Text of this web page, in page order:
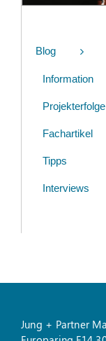
Blog
Information
Projekterfolge
Fachartikel
Tipps
Interviews
Jung + Partner